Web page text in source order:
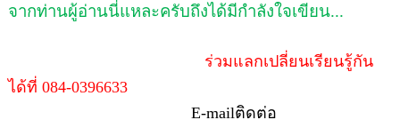
จากท่านผู้อ่านนี่แหละครับถึงได้มีกำลังใจเขียน...
ร่วมแลกเปลี่ยนเรียนรู้กัน
ได้ที่ 084-0396633
E-mailติดต่อ